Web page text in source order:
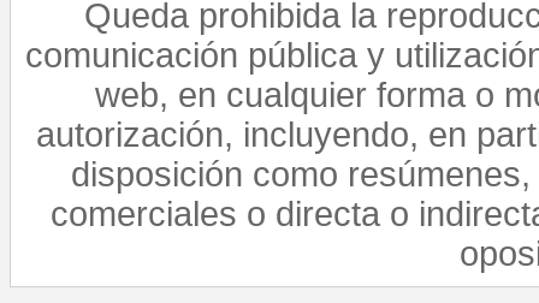
Queda prohibida la
comunicación pública y
web, en cualquier forma o
autorización, incluyendo, en
disposición como
comerciales o directa o